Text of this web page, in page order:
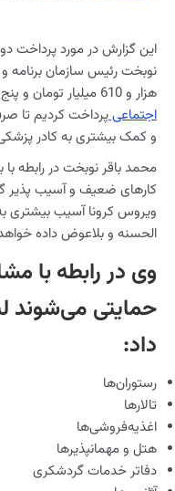
این گزارش در مورد پرداخت
نوبخت رئیس سازمان برنامه
هزار و 610 میلیار تومان و پنج هزار میلیارد تومان به
اجتماعیپرداخت کردیم تا
و کمک بیشتری به کادر
محمد باقر نوبخت در رابطه
ویروس کرونا آسیب
الحسنه و بلاعوض داده
وی در رابطه با
حمایتی می‌شوند
داد:
رستوران‌ها
تالارها
اغذیه‌فروشی‌ها
هتل و مهمانپذیرها
دفاتر خدمات گردشکری